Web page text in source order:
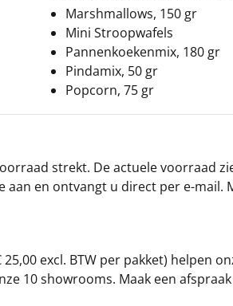
Marshmallows, 150 gr
Mini Stroopwafels
Pannenkoekenmix, 180 gr
Pindamix, 50 gr
Popcorn, 75 gr
strekt. De actuele voorraad
en ontvangt u direct per e-
excl. BTW per pakket) helpen
10 showrooms. Maak een